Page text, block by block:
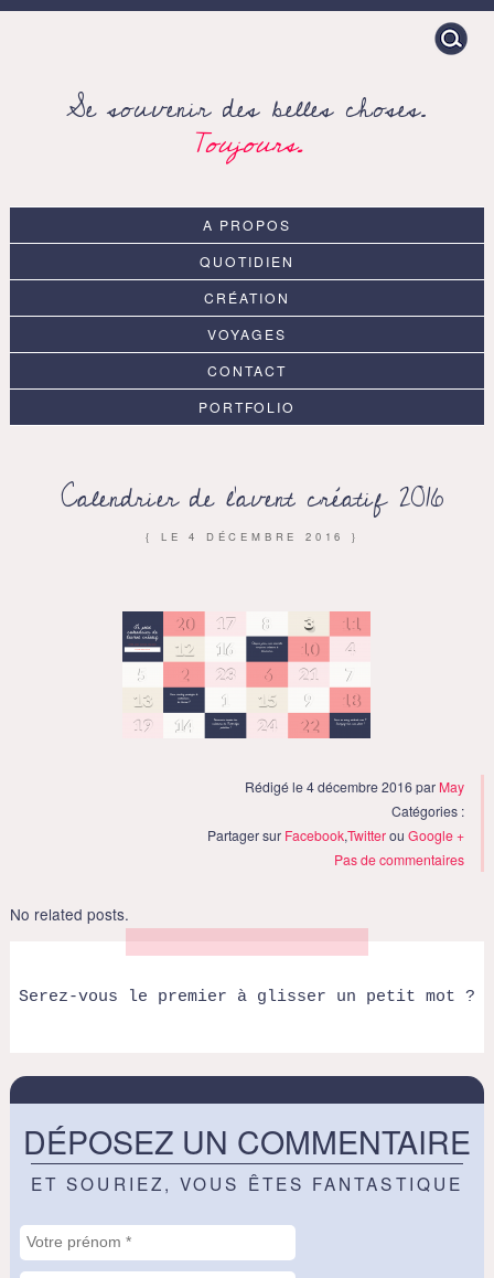
Search
for:
Se souvenir des belles choses.
Toujours.
A PROPOS
QUOTIDIEN
CRÉATION
VOYAGES
CONTACT
PORTFOLIO
Calendrier de l’avent créatif 2016
{ LE4 DÉCEMBRE 2016 }
Rédigé le 4 décembre 2016 par May
Catégories :
Partager sur Facebook,TwitterouGoogle +
Pas de commentaires
No related posts.
Serez-vous le premier à glisser un petit mot ?
DÉPOSEZ UN COMMENTAIRE
ET SOURIEZ, VOUS ÊTES FANTASTIQUE